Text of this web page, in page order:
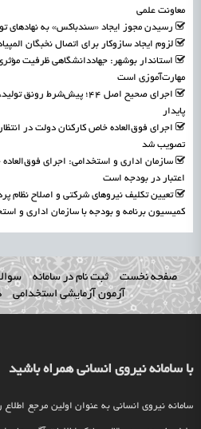
معاونت علمی
رسیدن مجوز ایجاد «سندباکس» به نهادهای
لزوم ایجاد سازوکار برای اتصال نخبگان
استاندار بوشهر: جهاددانشگاهی ظرفیت
مهارت‌آموزی است
اجرای صحیح اصل ۴۴؛ پیش‌شرط
پایدار
اجرای فوق‌العاده خاص کارکنان دولت در
تصویب شد
سازمان اداری و استخدامی: اجرای
اعتبار در بودجه است
تعیین تکلیف نیروهای شرکتی و اصلاح
کمیسیون برنامه و بودجه با سازمان اداری و
صفحه نخست ثبت نام در سامانه
آزمون آزمایشی استخدامی
با سامانه نیروی انسانی همراه باشید
سامانه نیروی انسانی به عنوان اولین مرجع